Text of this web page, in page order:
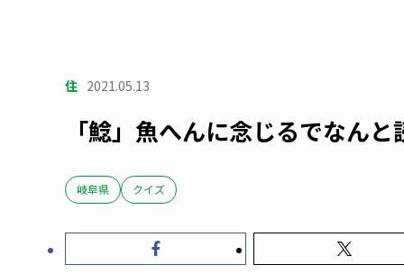
住 2021.05.13
「鯰」魚へんに念じるでなんと
岐阜県 クイズ